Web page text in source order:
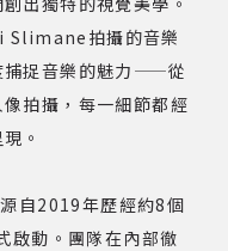
Slimane拍攝的音樂
捕捉音樂的魅力——從
拍攝，每一細節都經
。
2019年歷經約8個
啟動。團隊在內部徹